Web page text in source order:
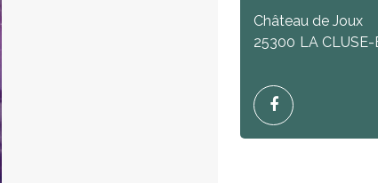
Château de Joux
25300 LA